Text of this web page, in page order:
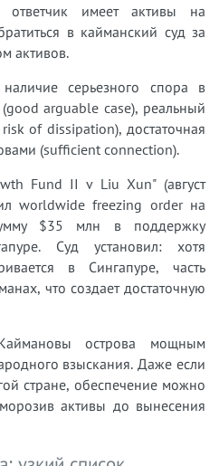
имеет активы на
в кайманский суд за
активов.
серьезного спора в
arguable case), реальный
of dissipation), достаточная
(sufficient connection).
Fund II v Liu Xun" (август
worldwide freezing order на
$35 млн в поддержку
Суд установил: хотя
в Сингапуре, часть
что создает достаточную
острова мощным
взыскания. Даже если
стране, обеспечение можно
активы до вынесения